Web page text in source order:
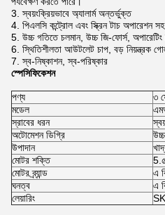
স্বয়ংক্রিয়ভাবে অ্যালার্ম অন্তর্ভুক্ত
পিএলসি কন্ট্রোল এবং স্ক্রিন টাচ অপারেশন সহ
উচ্চ গতিতে চলমান, উচ্চ জি-ফোর্স,
স্থিতিশীলতা আউটলেট চাপ, বড় নিয়ন্ত্রক
স্ব-নিষ্কাশন, স্ব-পরিষ্কার
স্পেসিফিকেশন
পণ্য
৩
মডেল
স্রাবের ধরন
অটোমেশন ডিগ্রি
উচ্চ
উপাদান
মোটর শক্তি
মোটর ব্র্যান্ড
এ
ঘনত্ব
এ
লেয়ারিং